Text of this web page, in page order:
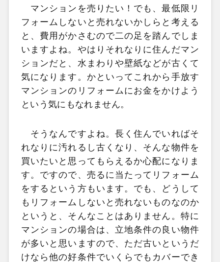
マンションを売りたい！でも、最低限リ
フォームしないと売れないかしらと考える
と、費用がかさむので二の足を踏んでしま
いますよね。やはりそれなりに住んだマン
ションだと、水まわりや壁紙などが古くて
気になります。かといってこれから手放す
マンションのリフォームにお金をかけよう
という気にもなれません。
そうなんですよね。長く住んでいればそ
れなりに汚れるし古くなり、そんな物件を
買いたいと思ってもらえるか心配になりま
す。ですので、売るに当たってリフォーム
をするという方もいます。でも、どうして
もリフォームしないと売れないものなのか
というと、そんなことはありません。特に
マンションの場合は、立地条件の良い物件
が多いと思いますので、ただ古いというだ
けなら他の好条件でいくらでもカバーでき